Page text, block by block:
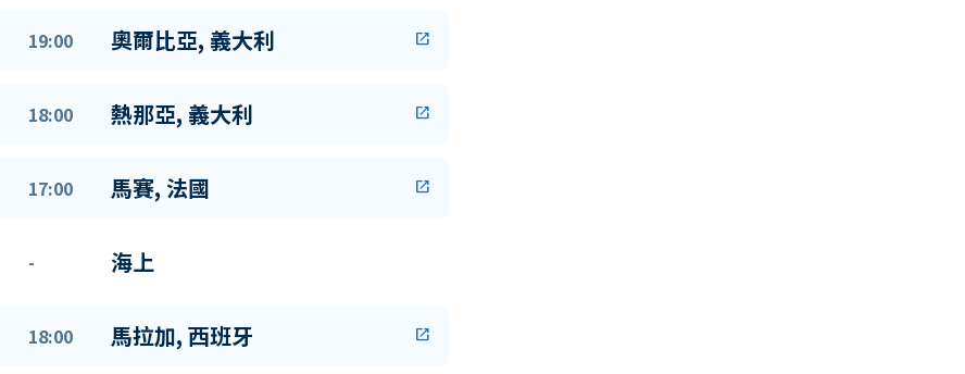
19:00 奧爾比亞, 義大利 open_in_new
18:00 熱那亞, 義大利 open_in_new
17:00 馬賽, 法國 open_in_new
- 海上
18:00 馬拉加, 西班牙 open_in_new